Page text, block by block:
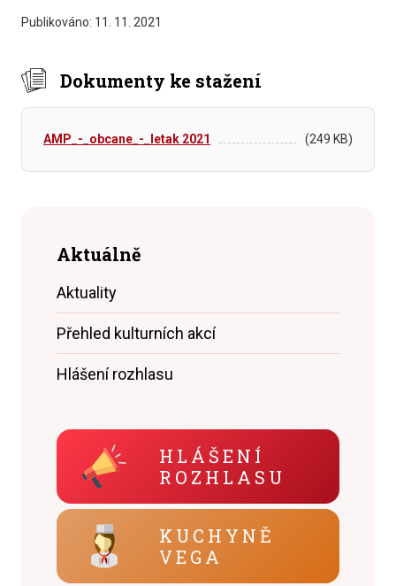
Publikováno: 11. 11. 2021
Dokumenty ke stažení
AMP_-_obcane_-_letak 2021 (249 KB)
Aktuálně
Aktuality
Přehled kulturních akcí
Hlášení rozhlasu
HLÁŠENÍ
ROZHLASU
KUCHYNĚ
VEGA